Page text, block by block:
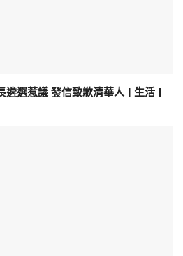
遴選惹議 發信致歉清華人 | 生活 |